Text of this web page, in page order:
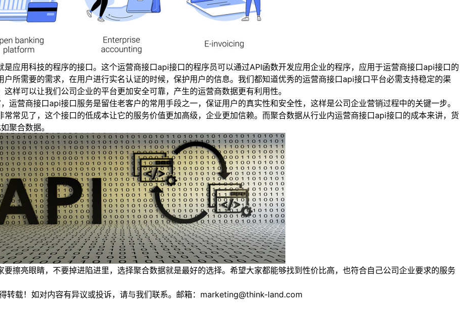
用科技的程序的接口。这个运营商接口api接口的程序员可以通过API函数开发应用企业的程序，应用于运营商接口api接口的
所需要的需求，在用户进行实名认证的时候，保护用户的信息。我们都知道优秀的运营商接口api接口平台必需支持稳定的渠
样可以让我们公司企业的平台更加安全可靠，产生的运营商数据更有利用性。
营商接口api接口服务是留住老客户的常用手段之一，保证用户的真实性和安全性，这样是公司企业营销过程中的关键一步。
常见了，这个接口的低成本让它的服务价值更加高级，企业更加信赖。而聚合数据从行业内运营商接口api接口的成本来讲，货
聚合数据。
亮眼睛，不要掉进陷进里，选择聚合数据就是最好的选择。希望大家都能够找到性价比高，也符合自己公司企业要求的服务
转载！如对内容有异议或投诉，请与我们联系。邮箱：marketing@think-land.com